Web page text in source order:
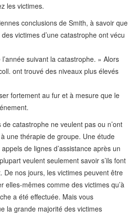
les victimes.
conclusions de Smith, à savoir que
victimes d’une catastrophe ont vécu
suivant la catastrophe. » Alors
ont trouvé des niveaux plus élevés
fortement au fur et à mesure que le
catastrophe ne veulent pas ou n’ont
une thérapie de groupe. Une étude
de lignes d’assistance après un
veulent seulement savoir s’ils font
De nos jours, les victimes peuvent être
elles-mêmes comme des victimes qu’à
a été effectuée. Mais vous
la grande majorité des victimes